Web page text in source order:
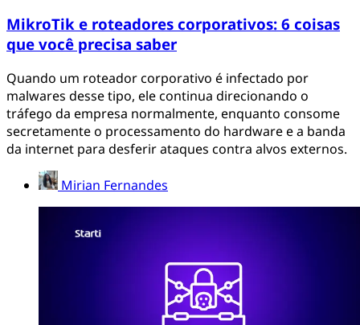
MikroTik e roteadores corporativos: 6 coisas
que você precisa saber
Quando um roteador corporativo é infectado por
malwares desse tipo, ele continua direcionando o
tráfego da empresa normalmente, enquanto consome
secretamente o processamento do hardware e a banda
da internet para desferir ataques contra alvos externos.
Mirian Fernandes